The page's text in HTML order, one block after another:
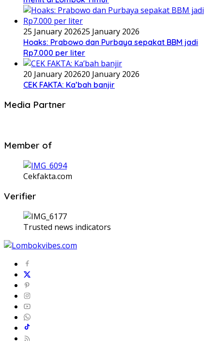
25 January 202625 January 2026
Hoaks: Prabowo dan Purbaya sepakat BBM jadi
Rp7.000 per liter
20 January 202620 January 2026
CEK FAKTA: Ka’bah banjir
Media Partner
Member of
Cekfakta.com
Verifier
Trusted news indicators